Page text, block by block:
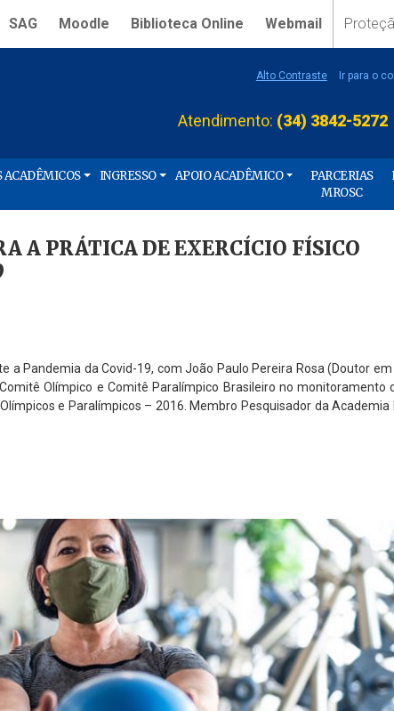
SAG Moodle Biblioteca Online Webmail
Alto Contraste Ir para o
Atendimento: (34) 3842-5272
ACADÊMICOS INGRESSO APOIO ACADÊMICO
PARCERIAS
MROSC
A PRÁTICA DE EXERCÍCIO FÍSICO
a Pandemia da Covid-19, com João Paulo Pereira Rosa (Doutor em
Olímpico e Comitê Paralímpico Brasileiro no monitoramento
e Paralímpicos – 2016. Membro Pesquisador da Academia